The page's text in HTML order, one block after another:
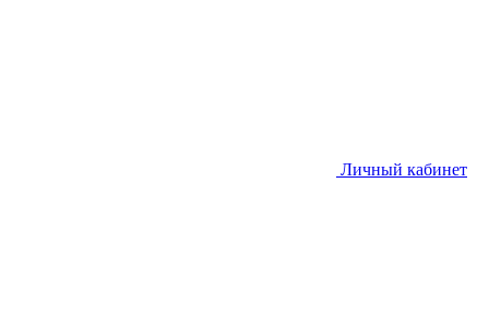
Личный кабинет